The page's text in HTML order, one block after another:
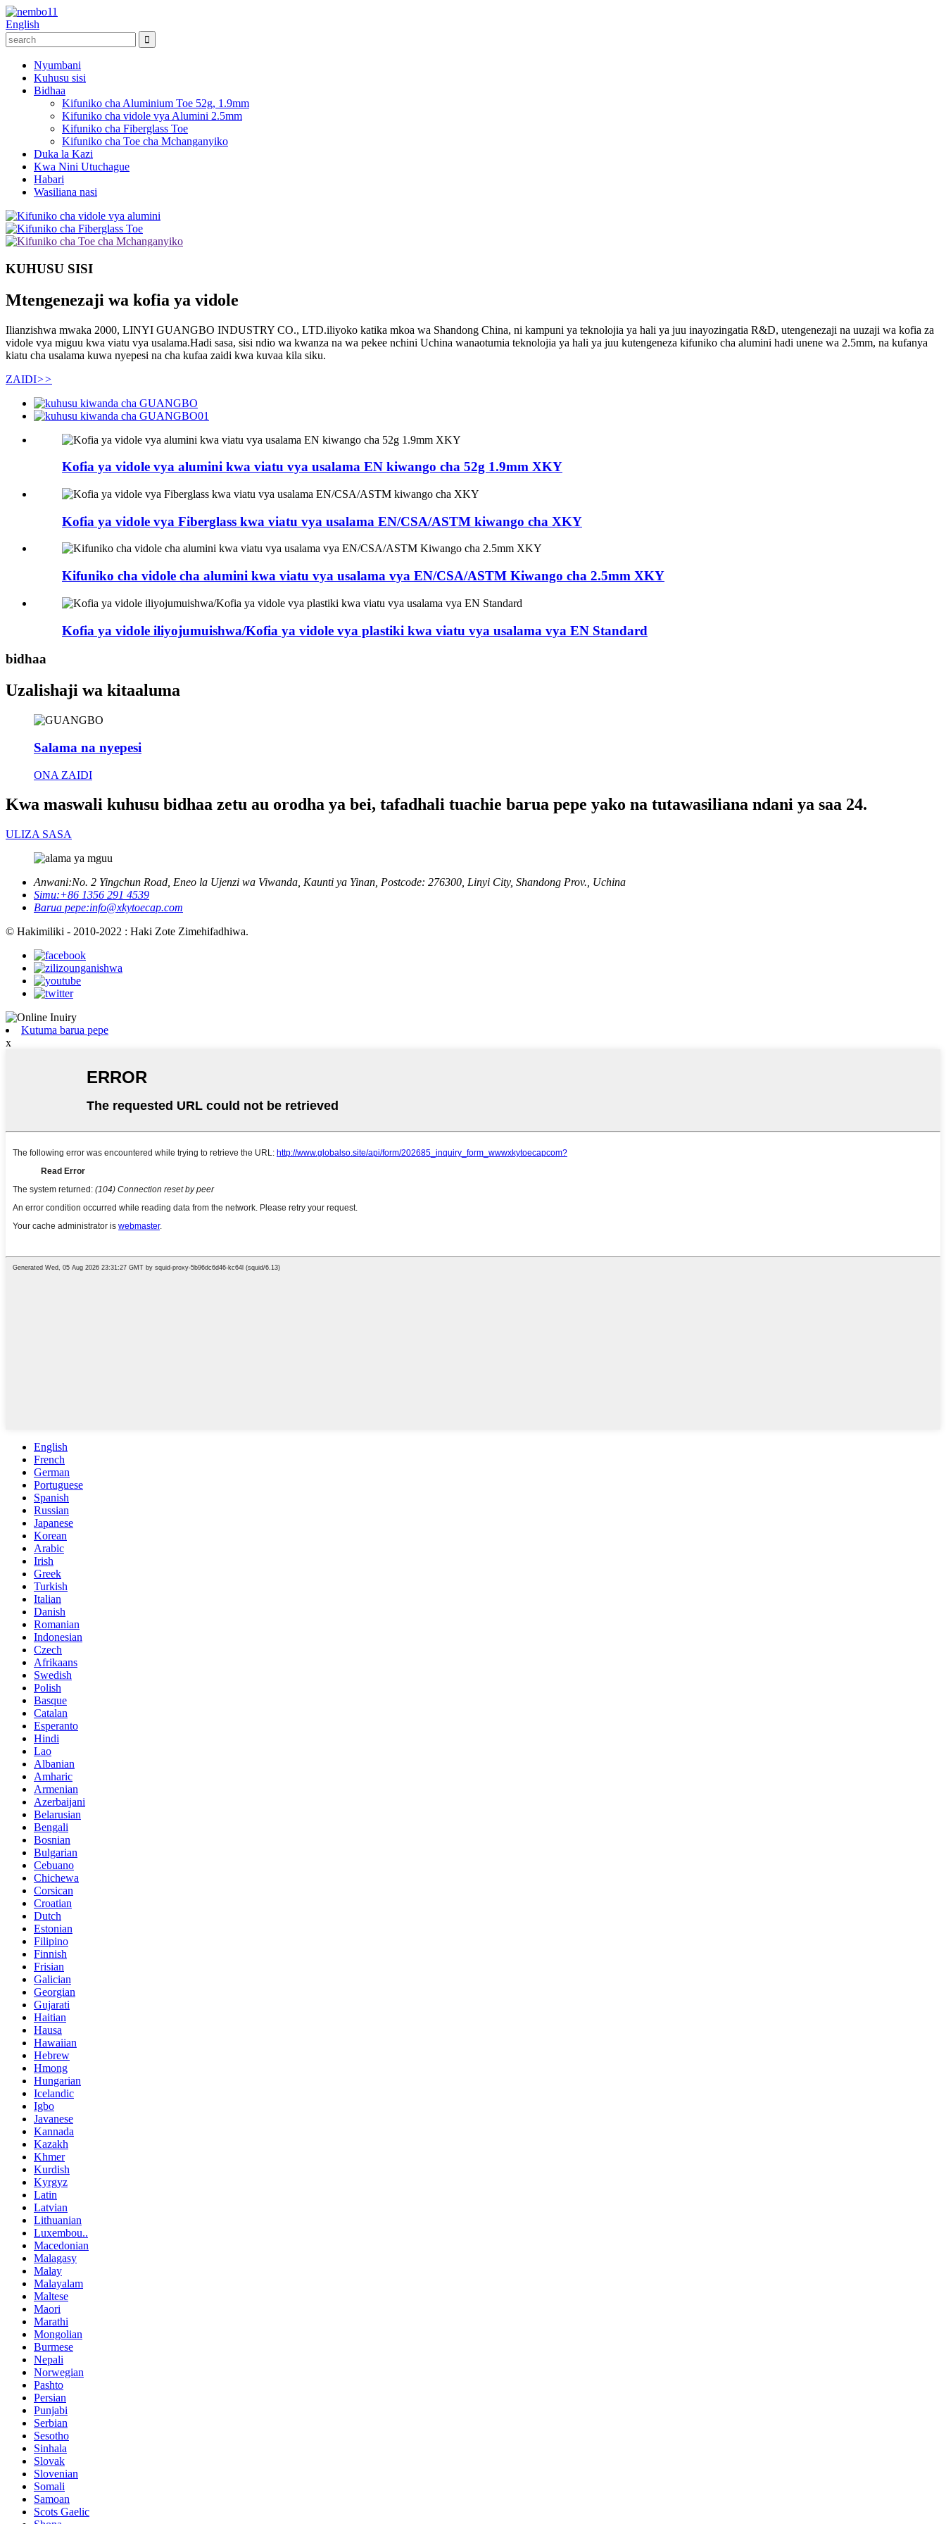
English
Nyumbani
Kuhusu sisi
Bidhaa
Kifuniko cha Aluminium Toe 52g, 1.9mm
Kifuniko cha vidole vya Alumini 2.5mm
Kifuniko cha Fiberglass Toe
Kifuniko cha Toe cha Mchanganyiko
Duka la Kazi
Kwa Nini Utuchague
Habari
Wasiliana nasi
KUHUSU SISI
Mtengenezaji wa kofia ya vidole
Ilianzishwa mwaka 2000, LINYI GUANGBO INDUSTRY CO., LTD.iliyoko katika mkoa wa Shandong China, ni kampuni ya teknolojia ya hali ya juu inayozingatia R&D, utengenezaji na uuzaji wa kofia za
vidole vya miguu kwa viatu vya usalama.Hadi sasa, sisi ndio wa kwanza na wa pekee nchini Uchina wanaotumia teknolojia ya hali ya juu kutengeneza kifuniko cha alumini hadi unene wa 2.5mm, na kufanya
kiatu cha usalama kuwa nyepesi na cha kufaa zaidi kwa kuvaa kila siku.
ZAIDI>>
Kofia ya vidole vya alumini kwa viatu vya usalama EN kiwango cha 52g 1.9mm XKY
Kofia ya vidole vya Fiberglass kwa viatu vya usalama EN/CSA/ASTM kiwango cha XKY
Kifuniko cha vidole cha alumini kwa viatu vya usalama vya EN/CSA/ASTM Kiwango cha 2.5mm XKY
Kofia ya vidole iliyojumuishwa/Kofia ya vidole vya plastiki kwa viatu vya usalama vya EN Standard
bidhaa
Uzalishaji wa kitaaluma
Salama na nyepesi
ONA ZAIDI
Kwa maswali kuhusu bidhaa zetu au orodha ya bei, tafadhali tuachie barua pepe yako na tutawasiliana ndani ya saa 24.
ULIZA SASA
Anwani:No. 2 Yingchun Road, Eneo la Ujenzi wa Viwanda, Kaunti ya Yinan, Postcode: 276300, Linyi City, Shandong Prov., Uchina
Simu:+86 1356 291 4539
Barua pepe:info@xkytoecap.com
© Hakimiliki - 2010-2022 : Haki Zote Zimehifadhiwa.
Kutuma barua pepe
x
English
French
German
Portuguese
Spanish
Russian
Japanese
Korean
Arabic
Irish
Greek
Turkish
Italian
Danish
Romanian
Indonesian
Czech
Afrikaans
Swedish
Polish
Basque
Catalan
Esperanto
Hindi
Lao
Albanian
Amharic
Armenian
Azerbaijani
Belarusian
Bengali
Bosnian
Bulgarian
Cebuano
Chichewa
Corsican
Croatian
Dutch
Estonian
Filipino
Finnish
Frisian
Galician
Georgian
Gujarati
Haitian
Hausa
Hawaiian
Hebrew
Hmong
Hungarian
Icelandic
Igbo
Javanese
Kannada
Kazakh
Khmer
Kurdish
Kyrgyz
Latin
Latvian
Lithuanian
Luxembou..
Macedonian
Malagasy
Malay
Malayalam
Maltese
Maori
Marathi
Mongolian
Burmese
Nepali
Norwegian
Pashto
Persian
Punjabi
Serbian
Sesotho
Sinhala
Slovak
Slovenian
Somali
Samoan
Scots Gaelic